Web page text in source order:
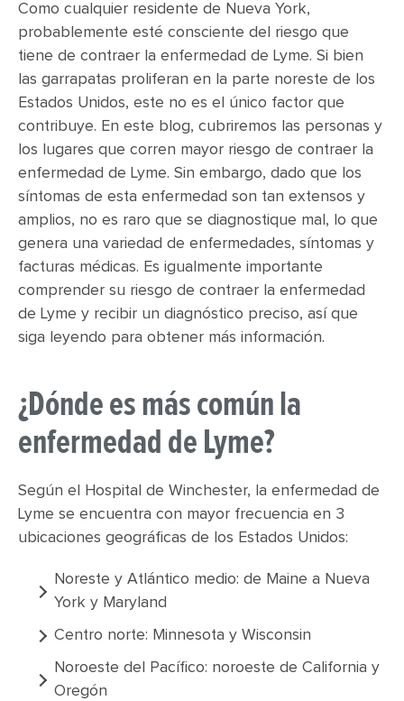
Como cualquier residente de Nueva York,
probablemente esté consciente del riesgo que
tiene de contraer la enfermedad de Lyme. Si bien
las garrapatas proliferan en la parte noreste de los
Estados Unidos, este no es el único factor que
contribuye. En este blog, cubriremos las personas y
los lugares que corren mayor riesgo de contraer la
enfermedad de Lyme. Sin embargo, dado que los
síntomas de esta enfermedad son tan extensos y
amplios, no es raro que se diagnostique mal, lo que
genera una variedad de enfermedades, síntomas y
facturas médicas. Es igualmente importante
comprender su riesgo de contraer la enfermedad
de Lyme y recibir un diagnóstico preciso, así que
siga leyendo para obtener más información.
¿Dónde es más común la
enfermedad de Lyme?
Según el Hospital de Winchester, la enfermedad de
Lyme se encuentra con mayor frecuencia en 3
ubicaciones geográficas de los Estados Unidos:
Noreste y Atlántico medio: de Maine a Nueva
York y Maryland
Centro norte: Minnesota y Wisconsin
Noroeste del Pacífico: noroeste de California y
Oregón